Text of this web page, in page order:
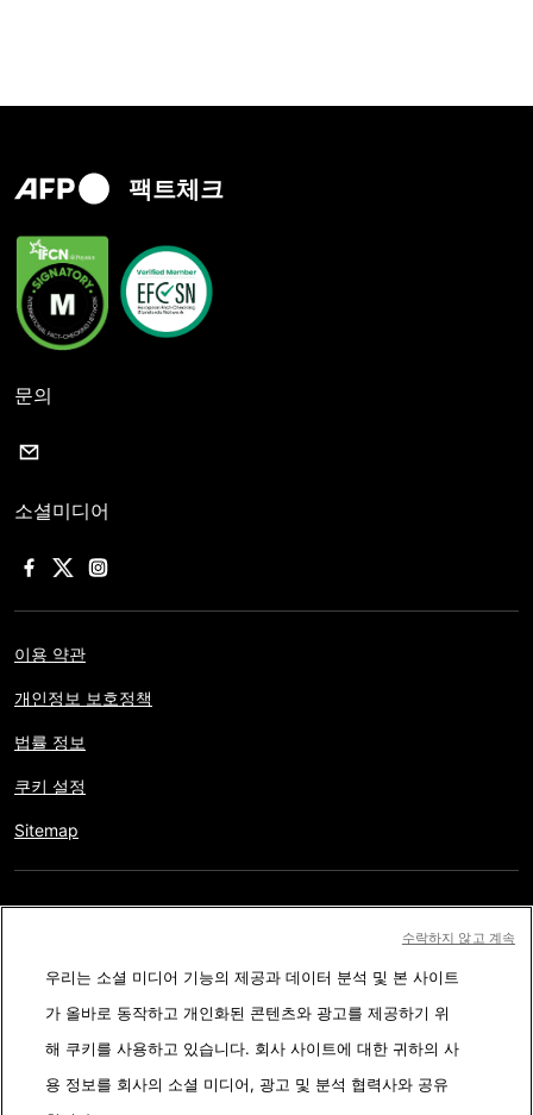
팩트체크
문의
소셜미디어
이용 약관
개인정보 보호정책
법률 정보
쿠키 설정
Sitemap
AFP와 계약 없이 저작물의 일부나 전체를 복사, 출판, 방송하는 것은
엄격히 금합니다. 팩트체킹 콘텐츠 내에 묘사된 부분과 링크 형태로
첨부된 부분은 관련 정보의 이해를 돕기 위한 것입니다. AFP는 서드
파티 콘텐츠 제작자나 저작권자로 부터 어떤 권한도 받지 않았기에
우리는 소셜 미디어 기능의 제공과 데이터 분석 및 본 사이트
가 올바로 동작하고 개인화된 콘텐츠와 광고를 제공하기 위
해 쿠키를 사용하고 있습니다. 회사 사이트에 대한 귀하의 사
용 정보를 회사의 소셜 미디어, 광고 및 분석 협력사와 공유
수락하지 않고 계속